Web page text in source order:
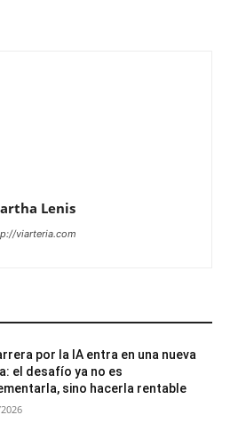
Lenis
viarteria.com
por la IA entra en una nueva
el desafío ya no es
sino hacerla rentable